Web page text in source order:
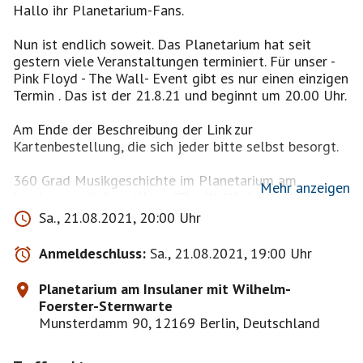
Hallo ihr Planetarium-Fans.
Nun ist endlich soweit. Das Planetarium hat seit
gestern viele Veranstaltungen terminiert. Für unser -
Pink Floyd - The Wall- Event gibt es nur einen einzigen
Termin . Das ist der 21.8.21 und beginnt um 20.00 Uhr.
Am Ende der Beschreibung der Link zur
Kartenbestellung, die sich jeder bitte selbst besorgt.
360 Grad Musikgeschichte im Planetarium am
Insulaner, mit dem Album "The Wall", der besten Band
der Welt - Pink Floyd, in einer besonderen Dimension
erleben.
1979 veröffentlichte die legendäre britische
Rockband "Pink Floyd" ihr Konzeptalbum "The Wall",
eines das weltweit meistverkaufte Doppelalbum.
Der Protagonist des Werks, Pink, ist ein biografischer
Mehr anzeigen
Sa., 21.08.2021, 20:00 Uhr
Anmeldeschluss: Sa., 21.08.2021, 19:00 Uhr
Planetarium am Insulaner mit Wilhelm-
Foerster-Sternwarte
Munsterdamm 90, 12169 Berlin, Deutschland